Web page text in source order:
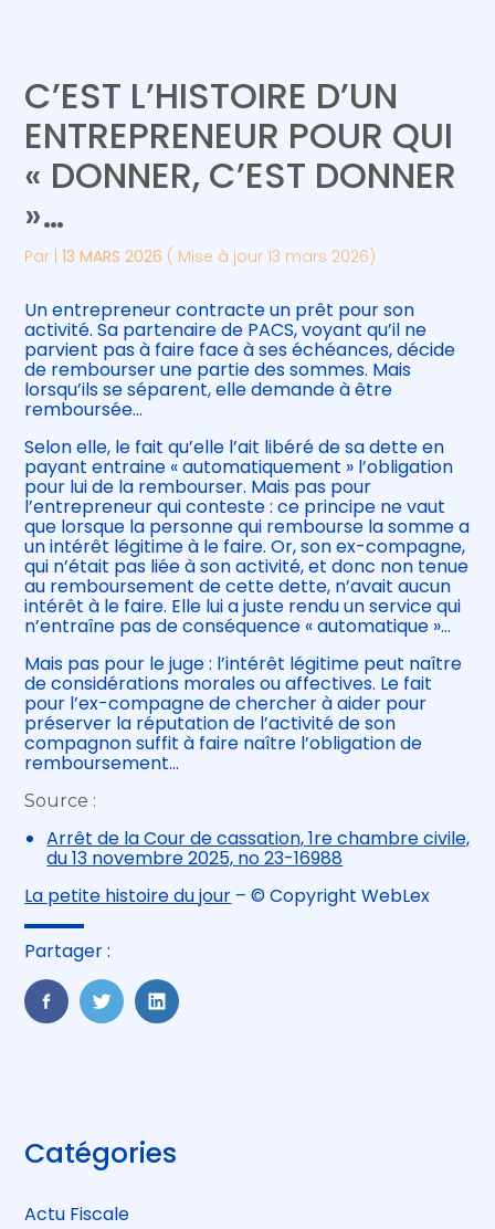
Gérer votre quotidien
Piloter votre entreprise
Développer votre entreprise
Être prêt pour la facturation
électronique
Suivre votre comptabilité
Gérer vos ressources humaines
C’EST L’HISTOIRE D’UN
ENTREPRENEUR POUR QUI
« DONNER, C’EST DONNER
»…
Par |13 MARS 2026 ( Mise à jour 13 mars 2026)
Un entrepreneur contracte un prêt pour son
activité. Sa partenaire de PACS, voyant qu’il ne
parvient pas à faire face à ses échéances, décide
de rembourser une partie des sommes. Mais
lorsqu’ils se séparent, elle demande à être
remboursée…
Selon elle, le fait qu’elle l’ait libéré de sa dette en
payant entraine « automatiquement » l’obligation
pour lui de la rembourser. Mais pas pour
l’entrepreneur qui conteste : ce principe ne vaut
que lorsque la personne qui rembourse la somme a
un intérêt légitime à le faire. Or, son ex-compagne,
qui n’était pas liée à son activité, et donc non tenue
au remboursement de cette dette, n’avait aucun
intérêt à le faire. Elle lui a juste rendu un service qui
n’entraîne pas de conséquence « automatique »…
Mais pas pour le juge : l’intérêt légitime peut naître
de considérations morales ou affectives. Le fait
pour l’ex-compagne de chercher à aider pour
préserver la réputation de l’activité de son
compagnon suffit à faire naître l’obligation de
remboursement…
Source :
Arrêt de la Cour de cassation, 1re chambre civile,
du 13 novembre 2025, no 23-16988
La petite histoire du jour – © Copyright WebLex
Partager :
FaceBook
TwitterLinkedIn
Blog
sidebar
Catégories
Actu Fiscale